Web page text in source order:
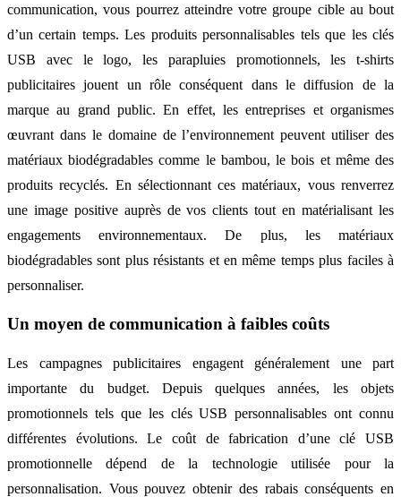
communication, vous pourrez atteindre votre groupe cible au bout
d’un certain temps. Les produits personnalisables tels que les clés
USB avec le logo, les parapluies promotionnels, les t-shirts
publicitaires jouent un rôle conséquent dans le diffusion de la
marque au grand public. En effet, les entreprises et organismes
œuvrant dans le domaine de l’environnement peuvent utiliser des
matériaux biodégradables comme le bambou, le bois et même des
produits recyclés. En sélectionnant ces matériaux, vous renverrez
une image positive auprès de vos clients tout en matérialisant les
engagements environnementaux. De plus, les matériaux
biodégradables sont plus résistants et en même temps plus faciles à
personnaliser.
Un moyen de communication à faibles coûts
Les campagnes publicitaires engagent généralement une part
importante du budget. Depuis quelques années, les objets
promotionnels tels que les clés USB personnalisables ont connu
différentes évolutions. Le coût de fabrication d’une clé USB
promotionnelle dépend de la technologie utilisée pour la
personnalisation. Vous pouvez obtenir des rabais conséquents en